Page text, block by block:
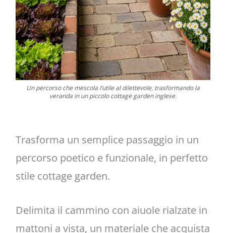
Un percorso che mescola l’utile al dilettevole, trasformando la
veranda in un piccolo cottage garden inglese.
Trasforma un semplice passaggio in un
percorso poetico e funzionale, in perfetto
stile cottage garden.
Delimita il cammino con aiuole rialzate in
mattoni a vista, un materiale che acquista